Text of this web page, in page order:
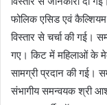
फोलिक एसिड एवं
विस्तार से चर्चा की गई।
गए। किट में महिलाओं के
सामग्री प्रदान की गई।
संभागीय समन्वयक श्री